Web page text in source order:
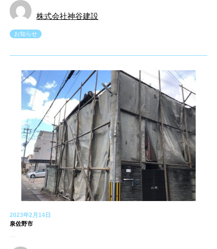
株式会社神谷建設
お知らせ
2023年2月14日
泉佐野市
…